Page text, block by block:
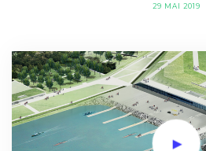
29 MAI 2019